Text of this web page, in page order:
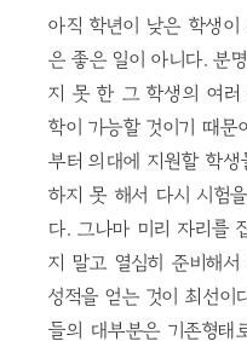
아직 학년이 낮은 학생
은 좋은 일이 아니다. 분
지 못 한 그 학생의 여러
학이 가능할 것이기 때문
부터 의대에 지원할 학
하지 못 해서 다시 시험
다. 그나마 미리 자리를
지 말고 열심히 준비해
성적을 얻는 것이 최선이
들의 대부분은 기존형태